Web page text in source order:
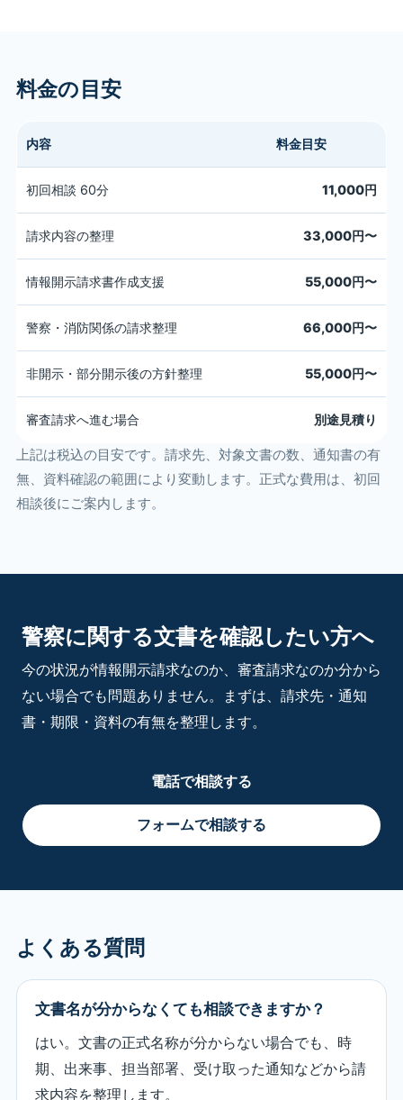
料金の目安
内容 料金目安
初回相談 60分 11,000円
請求内容の整理 33,000円〜
情報開示請求書作成支援 55,000円〜
警察・消防関係の請求整理 66,000円〜
非開示・部分開示後の方針整理 55,000円〜
審査請求へ進む場合 別途見積り
上記は税込の目安です。請求先、対象文書の数、通知書の有
無、資料確認の範囲により変動します。正式な費用は、初回
相談後にご案内します。
警察に関する文書を確認したい方へ
今の状況が情報開示請求なのか、審査請求なのか分から
ない場合でも問題ありません。まずは、請求先・通知
書・期限・資料の有無を整理します。
電話で相談する
フォームで相談する
よくある質問
文書名が分からなくても相談できますか？
はい。文書の正式名称が分からない場合でも、時
期、出来事、担当部署、受け取った通知などから請
求内容を整理します。